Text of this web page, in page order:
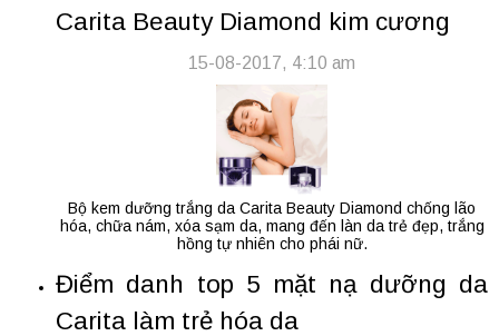
Carita Beauty Diamond kim cương
15-08-2017, 4:10 am
Bộ kem dưỡng trắng da Carita Beauty Diamond chống lão
hóa, chữa nám, xóa sạm da, mang đến làn da trẻ đẹp, trắng
hồng tự nhiên cho phái nữ.
Điểm danh top 5 mặt nạ dưỡng da
Carita làm trẻ hóa da